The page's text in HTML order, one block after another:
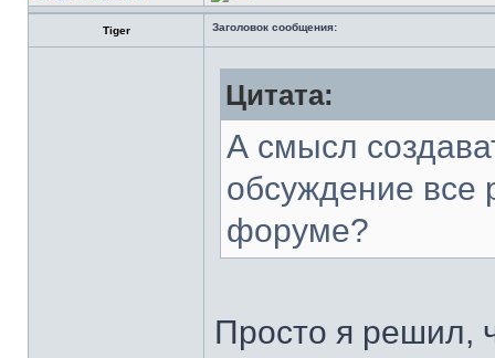
Tiger Заголовок сообщения:
Цитата:
А смысл
обсуждение все
форуме?
Просто я решил,